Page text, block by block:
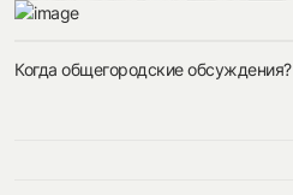
Когда общегородские обсуждения?